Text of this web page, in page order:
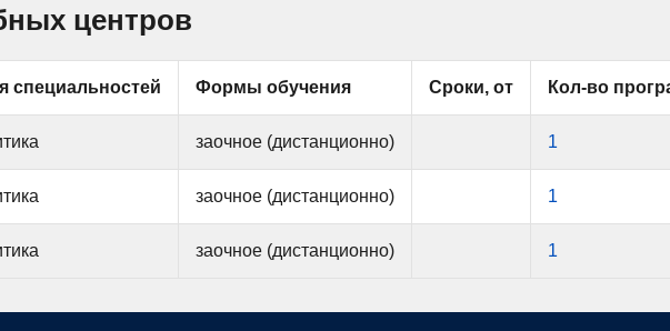
центров
специальностей Формы обучения Сроки, от Кол-во
заочное (дистанционно) 1
заочное (дистанционно) 1
заочное (дистанционно) 1